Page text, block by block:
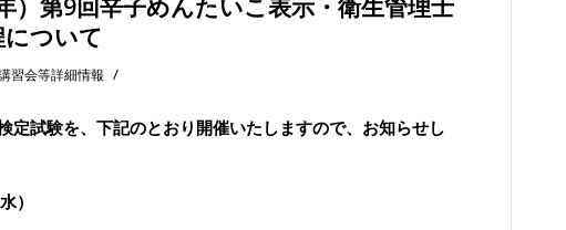
）第9回辛子めんたいこ表示・衛生管理士
ついて
習会等詳細情報 /
定試験を、下記のとおり開催いたしますので、お知らせし
）